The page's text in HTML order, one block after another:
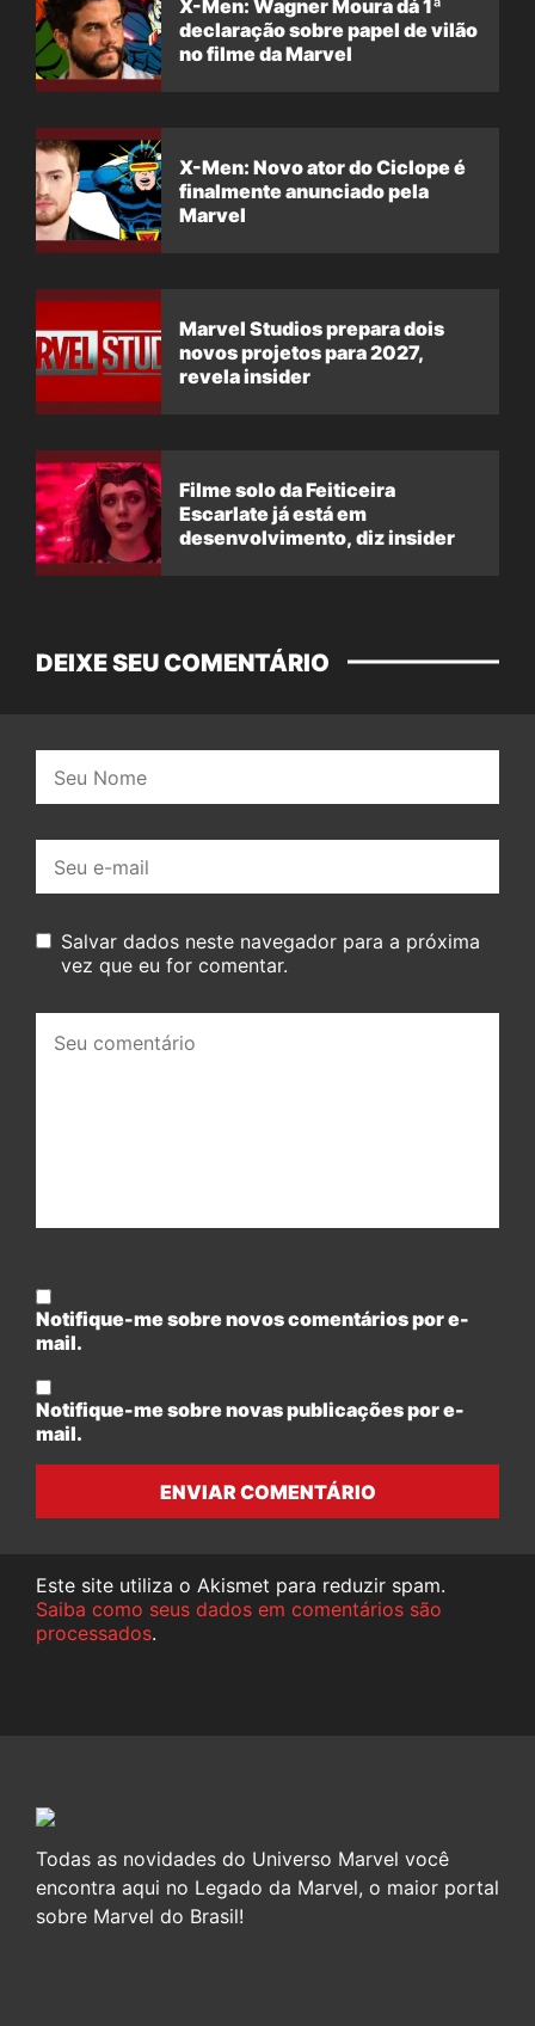
X-Men: Wagner Moura dá 1ª
declaração sobre papel de vilão
no filme da Marvel
X-Men: Novo ator do Ciclope é
finalmente anunciado pela
Marvel
Marvel Studios prepara dois
novos projetos para 2027,
revela insider
Filme solo da Feiticeira
Escarlate já está em
desenvolvimento, diz insider
DEIXE SEU COMENTÁRIO
mail:
Salvar dados neste navegador para a próxima
vez que eu for comentar.
comentário:
Notifique-me sobre novos comentários por e-
mail.
Notifique-me sobre novas publicações por e-
mail.
ENVIAR COMENTÁRIO
Este site utiliza o Akismet para reduzir spam.
Saiba como seus dados em comentários são
processados.
Todas as novidades do Universo Marvel você
encontra aqui no Legado da Marvel, o maior portal
sobre Marvel do Brasil!